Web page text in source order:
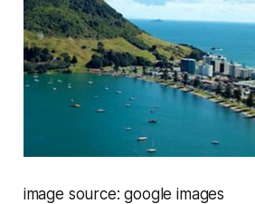
image source: google images